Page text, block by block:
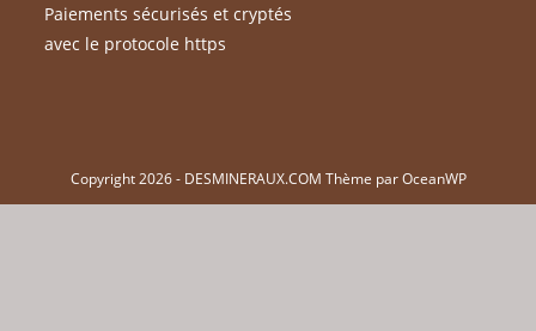
Paiements sécurisés et cryptés
avec le protocole https
Copyright 2026 - DESMINERAUX.COM Thème par OceanWP